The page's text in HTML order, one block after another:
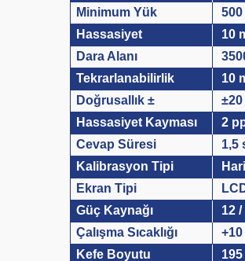
Minimum Yük
Hassasiyet
10
Dara Alanı
Tekrarlanabilirlik
10
Doğrusallık ±
Hassasiyet Kayması
2
Cevap Süresi
1,5
Kalibrasyon Tipi
Ekran Tipi
Güç Kaynağı
12 /
Çalışma Sıcaklığı
+10
Kefe Boyutu